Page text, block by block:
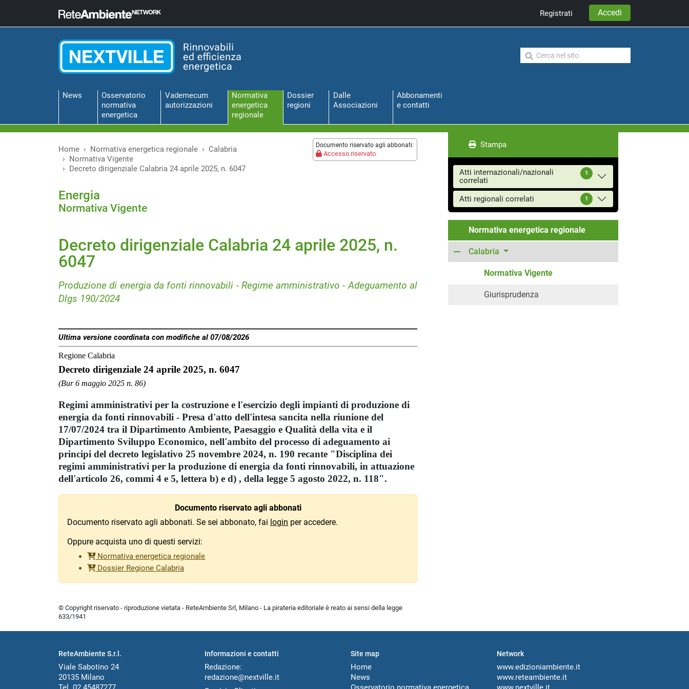
Registrati Accedi
News
Osservatorio
normativa
energetica
Vademecum
autorizzazioni
Normativa
energetica
regionale
Dossier
regioni
Dalle
Associazioni
Abbonamenti
e contatti
Documento riservato agli abbonati:
Accesso riservato
Home Normativa energetica regionale
Calabria
Normativa Vigente
Decreto dirigenziale Calabria 24 aprile 2025, n. 6047
Energia
Normativa Vigente
Decreto dirigenziale Calabria 24 aprile 2025, n.
6047
Produzione di energia da fonti rinnovabili - Regime amministrativo - Adeguamento al
Dlgs 190/2024
Ultima versione coordinata con modifiche al 07/08/2026
Regione Calabria
Decreto dirigenziale 24 aprile 2025, n. 6047
(Bur 6 maggio 2025 n. 86)
Regimi amministrativi per la costruzione e l'esercizio degli impianti di produzione di
energia da fonti rinnovabili - Presa d'atto dell'intesa sancita nella riunione del
17/07/2024 tra il Dipartimento Ambiente, Paesaggio e Qualità della vita e il
Dipartimento Sviluppo Economico, nell'ambito del processo di adeguamento ai
principi del decreto legislativo 25 novembre 2024, n. 190 recante "Disciplina dei
regimi amministrativi per la produzione di energia da fonti rinnovabili, in attuazione
dell'articolo 26, commi 4 e 5, lettera b) e d) , della legge 5 agosto 2022, n. 118".
Documento riservato agli abbonati
Documento riservato agli abbonati. Se sei abbonato, fai login per accedere.
Oppure acquista uno di questi servizi:
Normativa energetica regionale
Dossier Regione Calabria
© Copyright riservato - riproduzione vietata - ReteAmbiente Srl, Milano - La pirateria editoriale è reato ai sensi della legge
633/1941
Stampa
Atti internazionali/nazionali
correlati
1
Atti regionali correlati 1
Normativa energetica regionale
Calabria
Normativa Vigente
Giurisprudenza
ReteAmbiente S.r.l.
Viale Sabotino 24
20135 Milano
Informazioni e contatti
Redazione:
redazione@nextville.it
Site map
Home
News
Network
www.edizioniambiente.it
www.reteambiente.it